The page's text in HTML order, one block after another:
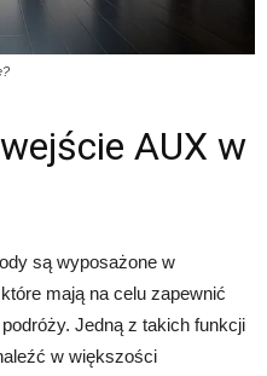
AUX w
są wyposażone w
mają na celu zapewnić
Jedną z takich funkcji
w większości